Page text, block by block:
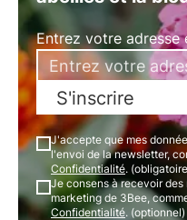
Entrez votre adresse
S'inscrire
J'accepte que mes
l'envoi de la newsletter,
Confidentialité.
Je consens à recevoir
marketing de 3Bee,
Confidentialité. (optionnel)